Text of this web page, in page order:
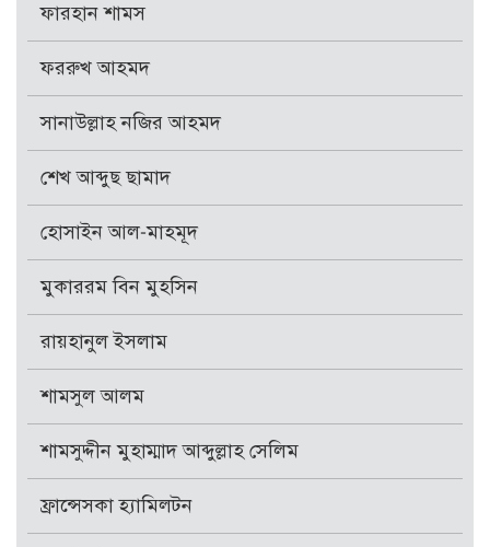
ফারহান শামস
ফররুখ আহমদ
সানাউল্লাহ নজির আহমদ
শেখ আব্দুছ ছামাদ
হোসাইন আল-মাহমূদ
মুকাররম বিন মুহসিন
রায়হানুল ইসলাম
শামসুল আলম
শামসুদ্দীন মুহাম্মাদ আব্দুল্লাহ সেলিম
ফ্রান্সেসকা হ্যামিলটন